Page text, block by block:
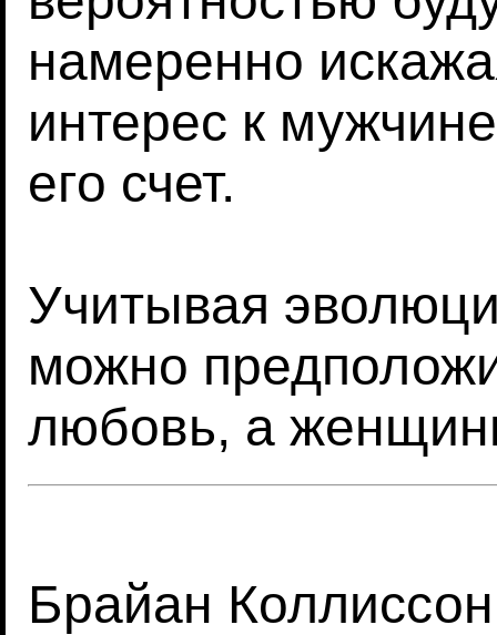
намеренно
интерес к
его счет.
Учитывая
можно
любовь, а
Брайан